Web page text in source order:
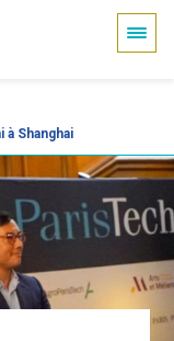
à Shanghai